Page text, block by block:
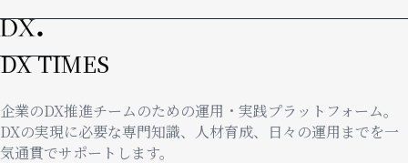
DX TIMES
企業のDX推進チームのための運用・実践プラットフォーム。
DXの実現に必要な専門知識、人材育成、日々の運用までを一
気通貫でサポートします。